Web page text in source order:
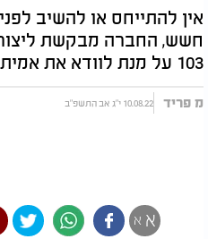
אין להתייחס או להשיב
חשש, החברה מבקשת
103 על מנת לוודא את אמיתות הפנייה
מ פריד 10.08.22 י"ג אב התשפ"ב
א א